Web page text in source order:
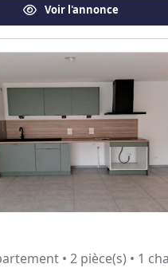
Voir l'annonce
• 2 pièce(s) • 1